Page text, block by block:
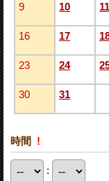
9 10 11
16 17
23 24
30 31
時間 !
: